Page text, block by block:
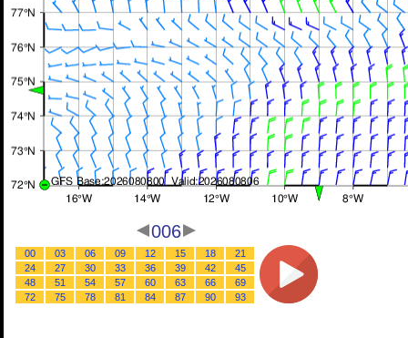
006
00 03 06 09 12 15 18
21
24
27 30 33 36 39 42
45
48
51 54 57 60 63 66
69
72
75 78 81 84 87 90 93